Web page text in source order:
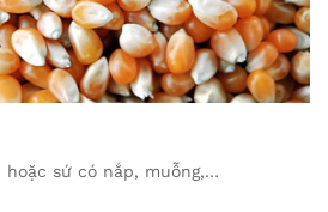
sứ có nắp, muỗng,…